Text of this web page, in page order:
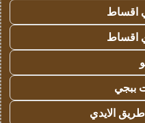
اقساط
اقساط
ببجي
الايدي